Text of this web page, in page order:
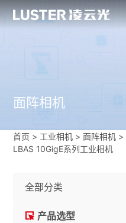
面阵相机
首页 > 工业相机 >面阵相机 >
LBAS 10GigE系列工业相机
全部分类
产品选型